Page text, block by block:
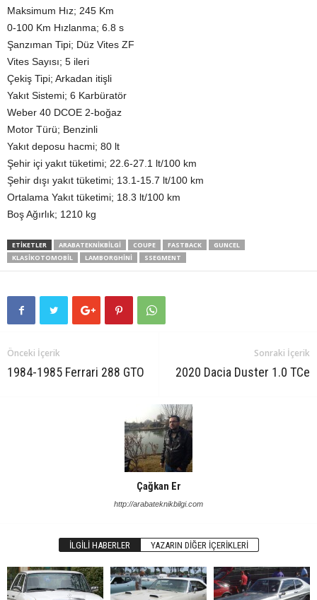
Maksimum Hız; 245 Km
0-100 Km Hızlanma; 6.8 s
Şanzıman Tipi; Düz Vites ZF
Vites Sayısı; 5 ileri
Çekiş Tipi; Arkadan itişli
Yakıt Sistemi; 6 Karbüratör
Weber 40 DCOE 2-boğaz
Motor Türü; Benzinli
Yakıt deposu hacmi; 80 lt
Şehir içi yakıt tüketimi; 22.6-27.1 lt/100 km
Şehir dışı yakıt tüketimi; 13.1-15.7 lt/100 km
Ortalama Yakıt tüketimi; 18.3 lt/100 km
Boş Ağırlık; 1210 kg
ETIKETLER ARABATEKNIKBILGI COUPE FASTBACK
GUNCEL
KLASIKOTOMOBIL
LAMBORGHINI SSEGMENT
Önceki İçerik
1984-1985 Ferrari 288 GTO
Sonraki İçerik
2020 Dacia Duster 1.0 TCe
Çağkan Er
http://arabateknikbilgi.com
İLGILI HABERLER YAZARIN DIĞER İÇERIKLERI